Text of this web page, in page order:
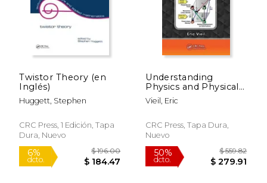
Twistor Theory (en
Inglés)
Huggett, Stephen
CRC Press, 1 Edición, Tapa
Dura, Nuevo
Understanding
Physics and Physical
Chemistry Using
Formal Graphs (en
Vieil, Eric
CRC Press, Tapa Dura,
Nuevo